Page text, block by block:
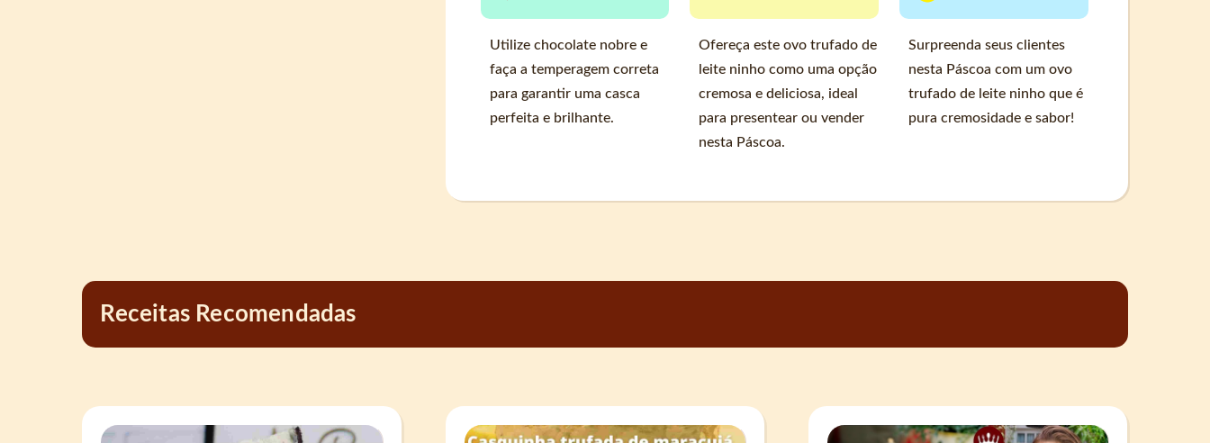
Utilize chocolate nobre e
faça a temperagem correta
para garantir uma casca
perfeita e brilhante.
Ofereça este ovo trufado de
leite ninho como uma opção
cremosa e deliciosa, ideal
para presentear ou vender
nesta Páscoa.
Surpreenda seus clientes
nesta Páscoa com um ovo
trufado de leite ninho que é
pura cremosidade e sabor!
Receitas Recomendadas